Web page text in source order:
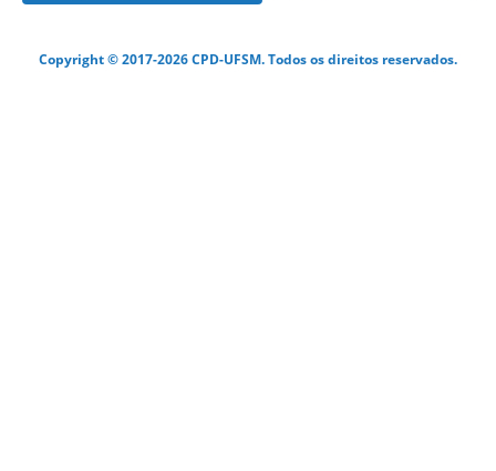
Copyright © 2017-2026 CPD-UFSM. Todos os direitos reservados.